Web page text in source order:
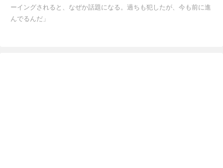
ーイングされると、なぜか話題になる。過ちも犯したが、今も前に進
んでるんだ」